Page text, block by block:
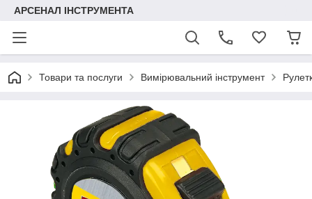
АРСЕНАЛ ІНСТРУМЕНТА
Товари та послуги Вимірювальний інструмент